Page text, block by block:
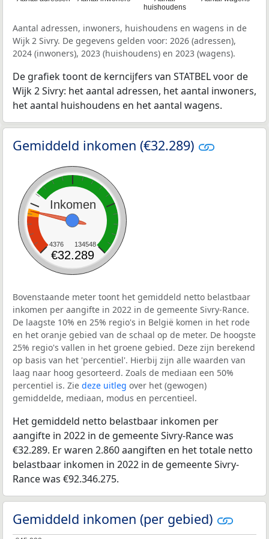
huishoudens
Aantal adressen, inwoners, huishoudens en wagens in de
Wijk 2 Sivry. De gegevens gelden voor: 2026 (adressen),
2024 (inwoners), 2023 (huishoudens) en 2023 (wagens).
De grafiek toont de kerncijfers van STATBEL voor de
Wijk 2 Sivry: het aantal adressen, het aantal inwoners,
het aantal huishoudens en het aantal wagens.
Gemiddeld inkomen (€32.289)
Inkomen
4376 134548
€32.289
Bovenstaande meter toont het gemiddeld netto belastbaar
inkomen per aangifte in 2022 in de gemeente Sivry-Rance.
De laagste 10% en 25% regio's in België komen in het rode
en het oranje gebied van de schaal op de meter. De hoogste
25% regio's vallen in het groene gebied. Deze zijn berekend
op basis van het 'percentiel'. Hierbij zijn alle waarden van
laag naar hoog gesorteerd. Zoals de mediaan een 50%
percentiel is. Zie deze uitleg over het (gewogen)
gemiddelde, mediaan, modus en percentieel.
Het gemiddeld netto belastbaar inkomen per
aangifte in 2022 in de gemeente Sivry-Rance was
€32.289. Er waren 2.860 aangiften en het totale netto
belastbaar inkomen in 2022 in de gemeente Sivry-
Rance was €92.346.275.
Gemiddeld inkomen (per gebied)